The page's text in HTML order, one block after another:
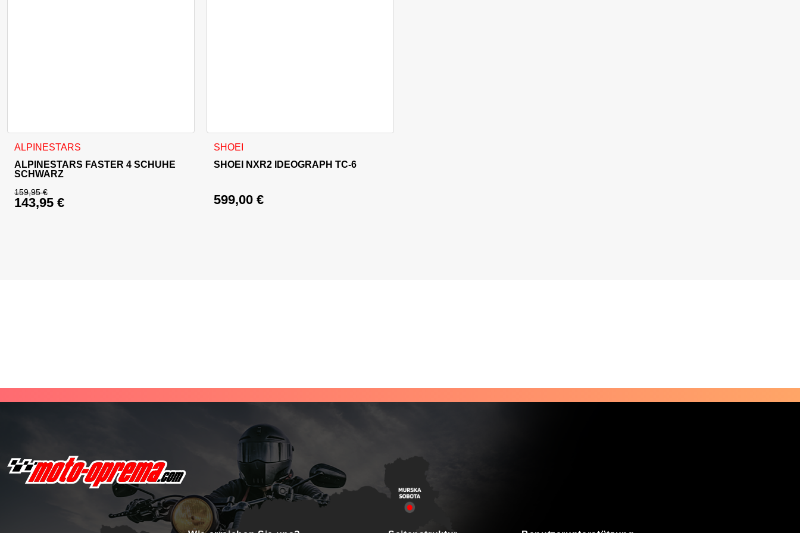
ALPINESTARS
ALPINESTARS FASTER 4 SCHUHE
SCHWARZ
159,95€
Ursprünglicher Preis war: 159,95 €
143,95 €
Dieses Produkt weist mehrere Varianten auf. Die Optionen können auf der Produktseite gewählt werden
SHOEI
SHOEI NXR2 IDEOGRAPH TC-6
599,00 €
Dieses Produkt weist mehrere Varianten auf. Die Optionen können auf der Produktseite gewählt werden